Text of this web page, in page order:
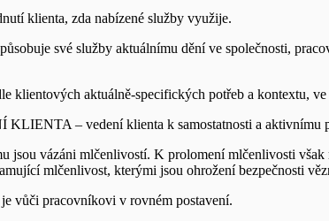
klienta, zda nabízené služby využije.
své služby aktuálnímu dění ve společnosti,
aktuálně-specifických potřeb a kontextu, ve
– vedení klienta k samostatnosti a aktivnímu
vázáni mlčenlivostí. K prolomení mlčenlivosti
mlčenlivost, kterými jsou ohrožení bezpečnosti
vůči pracovníkovi v rovném postavení.